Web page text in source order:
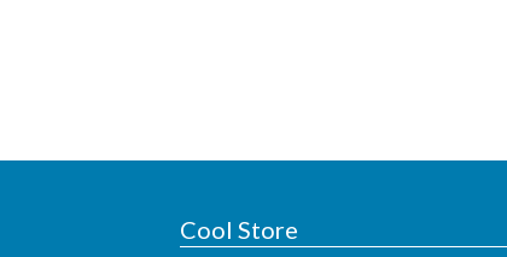
Cool Store